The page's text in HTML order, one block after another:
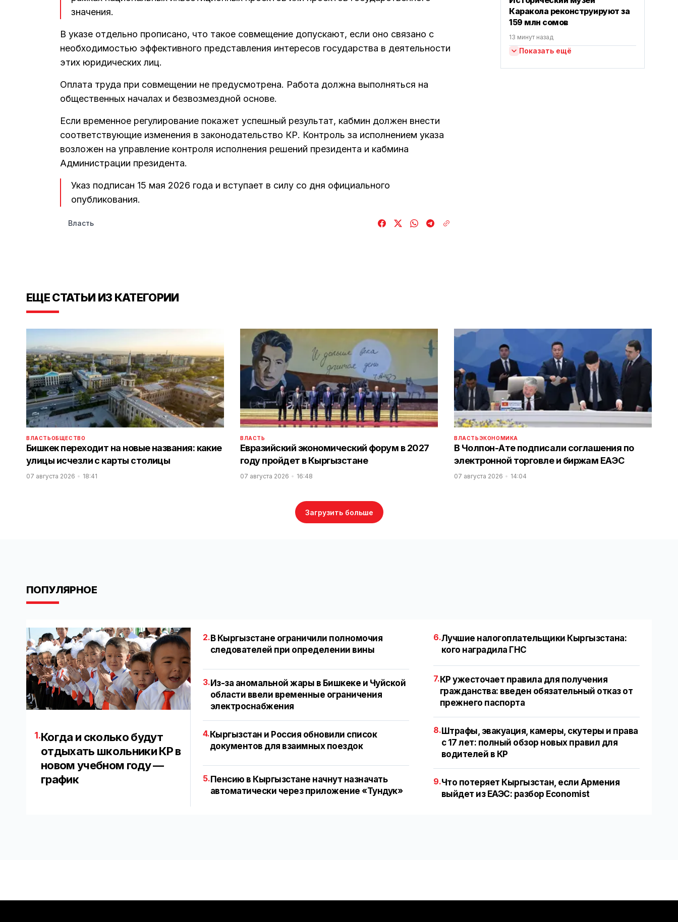
значения.
В указе отдельно прописано, что такое совмещение допускают, если оно связано с
необходимостью эффективного представления интересов государства в деятельности
этих юридических лиц.
Оплата труда при совмещении не предусмотрена. Работа должна выполняться на
общественных началах и безвозмездной основе.
Если временное регулирование покажет успешный результат, кабмин должен внести
соответствующие изменения в законодательство КР. Контроль за исполнением указа
возложен на управление контроля исполнения решений президента и кабмина
Администрации президента.
Указ подписан 15 мая 2026 года и вступает в силу со дня официального
опубликования.
Власть
Каракола реконструируют за
159 млн сомов
13 минут назад
Показать ещё
ЕЩЕ СТАТЬИ ИЗ КАТЕГОРИИ
ВЛАСТЬОБЩЕСТВО
Бишкек переходит на новые названия: какие
улицы исчезли с карты столицы
07 августа 2026 18:41
ВЛАСТЬ
Евразийский экономический форум в 2027
году пройдет в Кыргызстане
07 августа 2026 16:48
ВЛАСТЬЭКОНОМИКА
В Чолпон-Ате подписали соглашения по
электронной торговле и биржам ЕАЭС
07 августа 2026 14:04
Загрузить больше
ПОПУЛЯРНОЕ
1.Когда и сколько будут
отдыхать школьники КР в
новом учебном году —
график
2. В Кыргызстане ограничили полномочия
следователей при определении вины
3.Из-за аномальной жары в Бишкеке и Чуйской
области ввели временные ограничения
электроснабжения
4.Кыргызстан и Россия обновили список
документов для взаимных поездок
5.Пенсию в Кыргызстане начнут назначать
автоматически через приложение «Тундук»
6.Лучшие налогоплательщики Кыргызстана:
кого наградила ГНС
7. КР ужесточает правила для получения
гражданства: введен обязательный отказ от
прежнего паспорта
8. Штрафы, эвакуация, камеры, скутеры и права
с 17 лет: полный обзор новых правил для
водителей в КР
9.Что потеряет Кыргызстан, если Армения
выйдет из ЕАЭС: разбор Economist